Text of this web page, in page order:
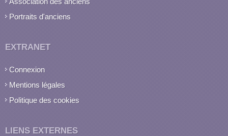
Portraits d'anciens
EXTRANET
Connexion
Mentions légales
Politique des cookies
LIENS EXTERNES